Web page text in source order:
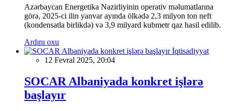
Azərbaycan Energetika Nazirliyinin operativ məlumatlarına
görə, 2025-ci ilin yanvar ayında ölkədə 2,3 milyon ton neft
(kondensatla birlikdə) və 3,9 milyard kubmetr qaz hasil edilib.
Ardını oxu
İqtisadiyyat
12 Fevral 2025, 20:04
SOCAR Albaniyada konkret işlərə
başlayır